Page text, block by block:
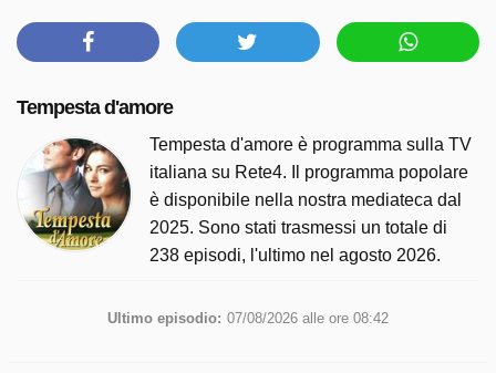
Tempesta d'amore
Tempesta d'amore è programma sulla TV
italiana su Rete4. Il programma popolare
è disponibile nella nostra mediateca dal
2025. Sono stati trasmessi un totale di
238 episodi, l'ultimo nel agosto 2026.
Ultimo episodio: 07/08/2026 alle ore 08:42